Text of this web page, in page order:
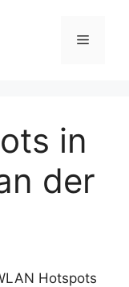
Menü
in
der
Hotspots